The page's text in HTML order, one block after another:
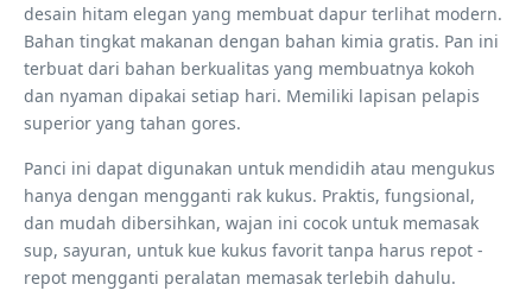
desain hitam elegan yang membuat dapur terlihat modern.
Bahan tingkat makanan dengan bahan kimia gratis. Pan ini
terbuat dari bahan berkualitas yang membuatnya kokoh
dan nyaman dipakai setiap hari. Memiliki lapisan pelapis
superior yang tahan gores.
Panci ini dapat digunakan untuk mendidih atau mengukus
hanya dengan mengganti rak kukus. Praktis, fungsional,
dan mudah dibersihkan, wajan ini cocok untuk memasak
sup, sayuran, untuk kue kukus favorit tanpa harus repot -
repot mengganti peralatan memasak terlebih dahulu.